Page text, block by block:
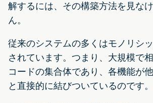
解するには、その構築方法を見な
ん。
従来のシステムの多くはモノリシ
されています。つまり、大規模で
コードの集合体であり、各機能が
と直接的に結びついているのです。